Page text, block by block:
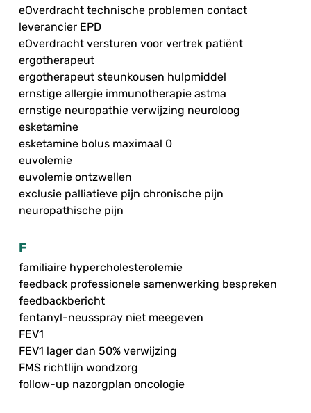
eOverdracht technische problemen contact
leverancier EPD
eOverdracht versturen voor vertrek patiënt
ergotherapeut
ergotherapeut steunkousen hulpmiddel
ernstige allergie immunotherapie astma
ernstige neuropathie verwijzing neuroloog
esketamine
esketamine bolus maximaal 0
euvolemie
euvolemie ontzwellen
exclusie palliatieve pijn chronische pijn
neuropathische pijn
F
familiaire hypercholesterolemie
feedback professionele samenwerking bespreken
feedbackbericht
fentanyl-neusspray niet meegeven
FEV1
FEV1 lager dan 50% verwijzing
FMS richtlijn wondzorg
follow-up nazorgplan oncologie